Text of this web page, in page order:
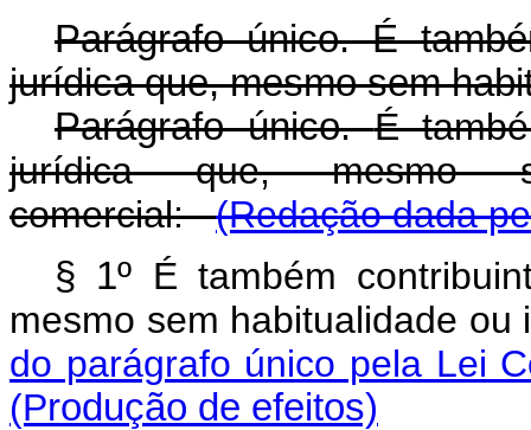
Parágrafo único. É
jurídica que, mesmo sem
Parágrafo único.É
jurídica que, mesmo
comercial:(Redação dada
§ 1º É também
mesmo sem habitualidade
do parágrafo único pela Lei
(Produção de efeitos)